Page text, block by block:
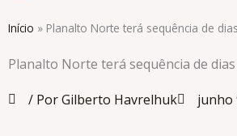
Início » Planalto Norte terá sequência de
Planalto Norte terá sequência de
/ Por Gilberto Havrelhuk
junho